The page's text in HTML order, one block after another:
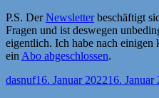
P.S. DerNewsletterbeschäftigt
Fragen und ist deswegen
eigentlich. Ich habe nach einigen
ein Abo abgeschlossen.
Autor
dasnufVeröffentlicht
16. Januar 202216. Januar